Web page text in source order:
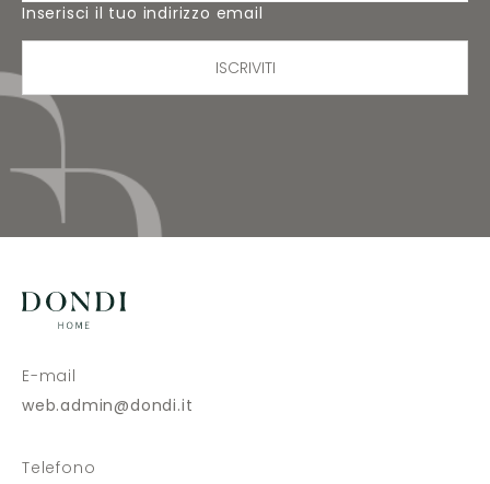
Inserisci il tuo indirizzo email
ISCRIVITI
E-mail
web.admin@dondi.it
Telefono